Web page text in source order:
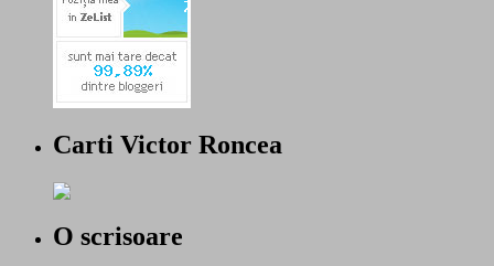
Carti Victor Roncea
O scrisoare